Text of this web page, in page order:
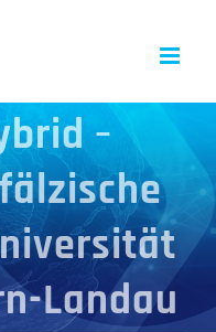
–
Landau